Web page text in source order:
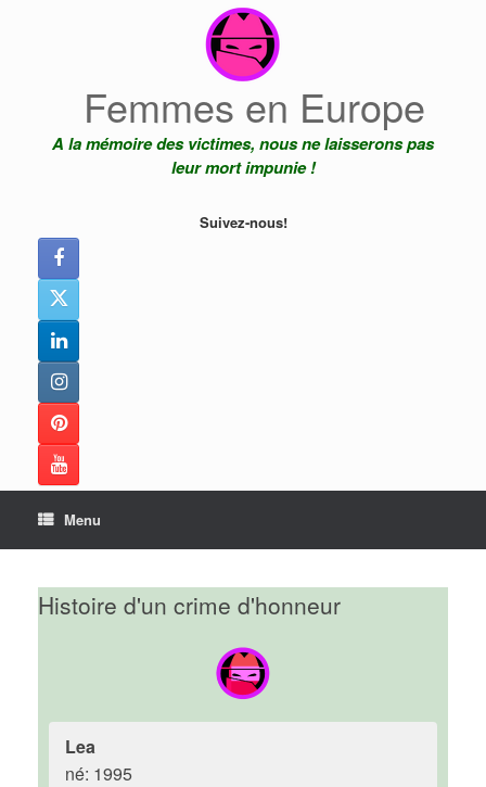
Femmes en Europe
A la mémoire des victimes, nous ne laisserons pas
leur mort impunie !
Suivez-nous!
Menu
Histoire d'un crime d'honneur
Lea
né: 1995